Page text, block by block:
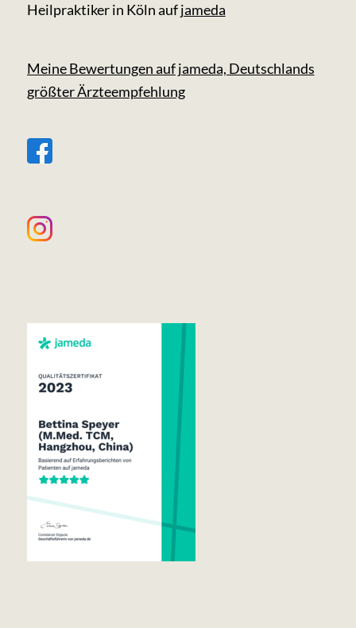
Heilpraktiker in Köln aufjameda
Meine Bewertungen auf jameda, Deutschlands
größter Ärzteempfehlung